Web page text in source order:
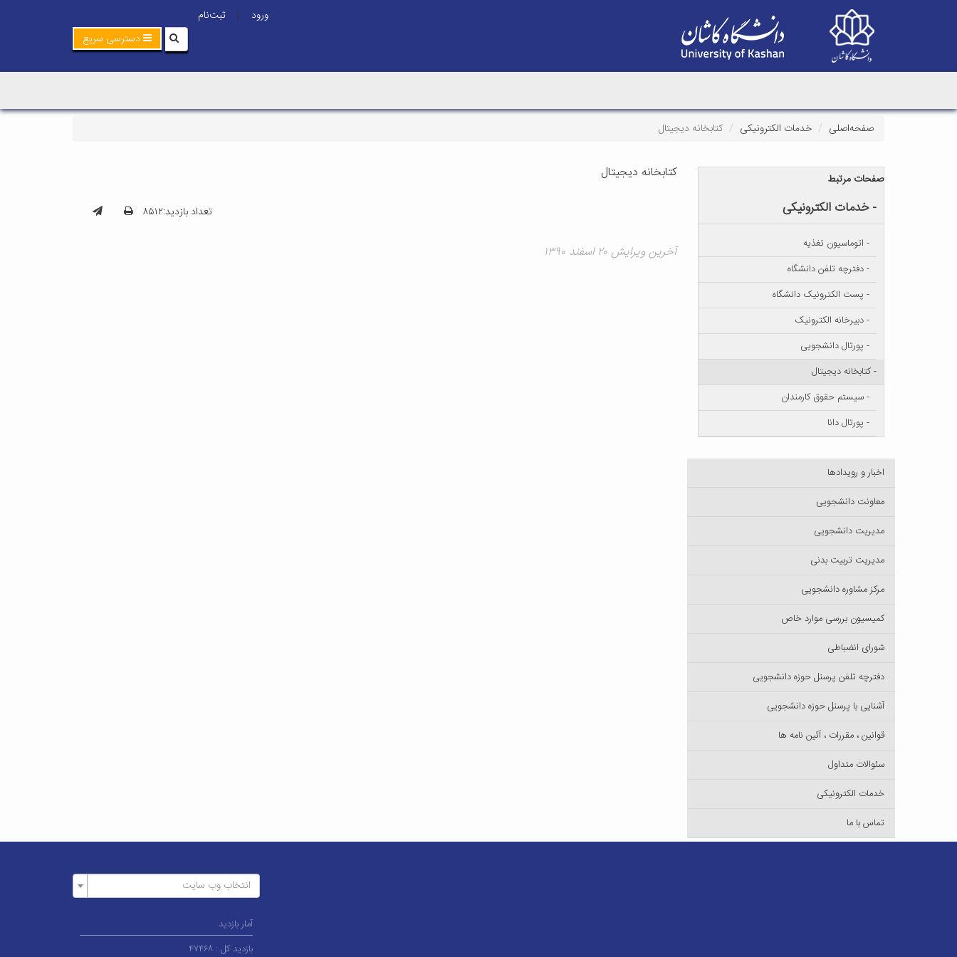
ورود |
ثبت‌نام
دسترسی سریع
صفحه‌اصلی خدمات الکترونیکی کتابخانه دیجیتال
کتابخانه دیجیتال
تعداد بازدید:۸۵۱۲
آخرین ویرایش ۲۰ اسفند ۱۳۹۰
صفحات مرتبط
- خدمات الکترونیکی
- اتوماسیون تغذیه
- دفترچه تلفن دانشگاه
- پست الکترونیک دانشگاه
- دبیرخانه الکترونیک
- پورتال دانشجویی
- کتابخانه دیجیتال
- سیستم حقوق کارمندان
- پورتال دانا
اخبار و رویدادها
معاونت دانشجویی
مدیریت دانشجویی
مدیریت تربیت بدنی
مرکز مشاوره دانشجویی
کمیسیون بررسی موارد خاص
شورای انضباطی
دفترچه تلفن پرسنل حوزه دانشجویی
آشنایی با پرسنل حوزه دانشجویی
قوانین ، مقررات ، آئین نامه ها
سئوالات متداول
خدمات الکترونیکی
تماس با ما
انتخاب وب سایت
آمار بازدید
بازدید کل : ۴۷۴۶۸